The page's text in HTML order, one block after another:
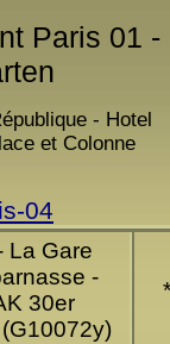
Paris 01 -
- Hotel
et Colonne
04
La Gare
-
30er
*